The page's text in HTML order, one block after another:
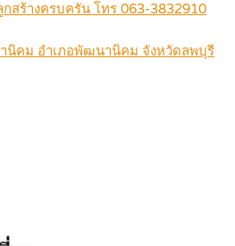
สร้างครบครัน โทร 063-3832910
นิคม อำเภอพัฒนานิคม จังหวัดลพบุรี